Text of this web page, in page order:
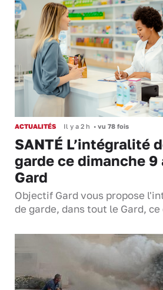
ACTUALITÉS Il y a 2 h • vu 78 fois
SANTÉ L’intégralité
garde ce dimanche
Gard
Objectif Gard vous propose
de garde, dans tout le Gard,